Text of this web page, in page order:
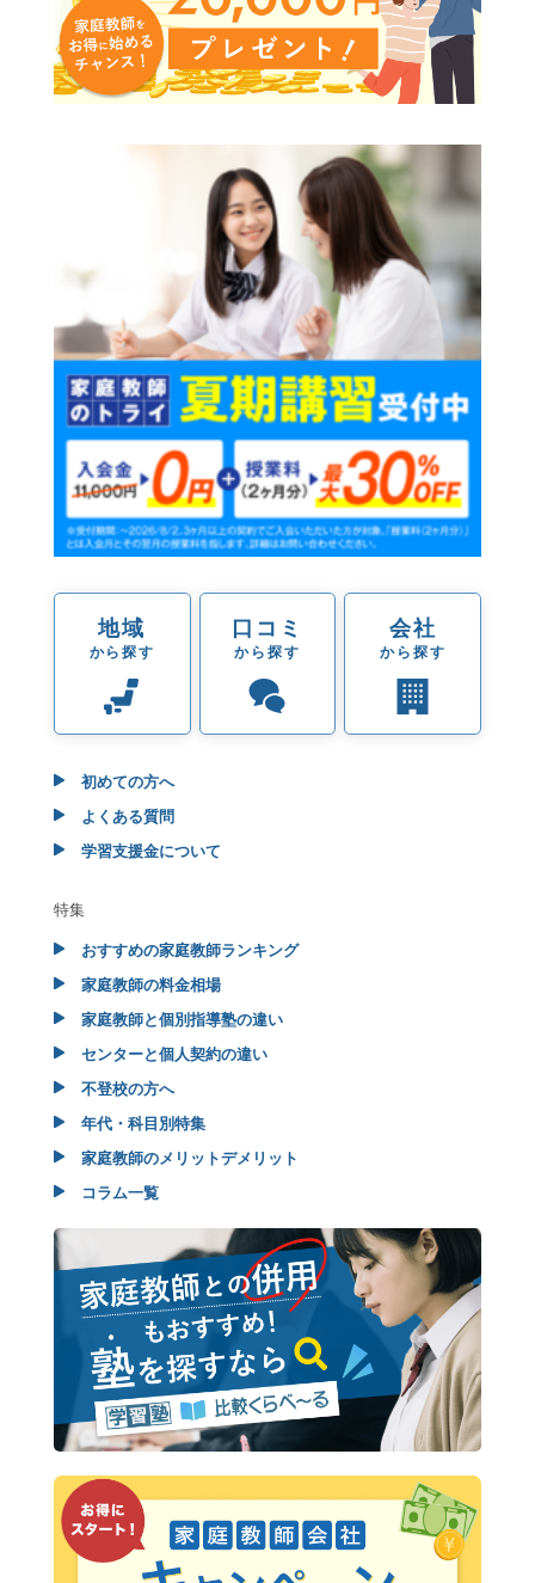
地域
から探す
口コミ
から探す
会社
から探す
初めての方へ
よくある質問
学習支援金について
特集
おすすめの家庭教師ランキング
家庭教師の料金相場
家庭教師と個別指導塾の違い
センターと個人契約の違い
不登校の方へ
年代・科目別特集
家庭教師のメリットデメリット
コラム一覧